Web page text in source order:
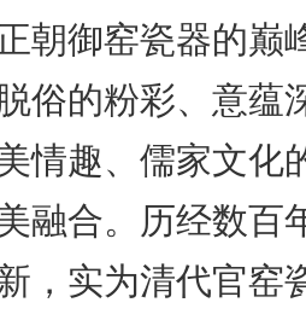
朝御窑瓷器的巅
俗的粉彩、意蕴
情趣、儒家文化
融合。历经数百
，实为清代官窑